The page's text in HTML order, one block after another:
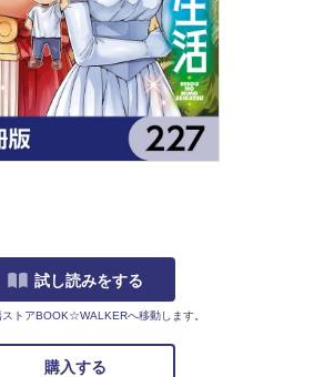
版
試し読みをする
トアBOOK☆WALKERへ移動します。
購入する